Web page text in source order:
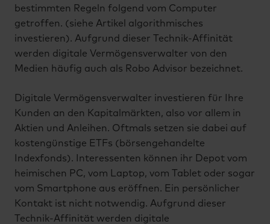
bestimmten Regeln folgend vom Computer
getroffen. (siehe Artikel algorithmisches
investieren). Aufgrund dieser Technik-Affinität
werden digitale Vermögensverwalter von den
Medien häufig auch als Robo Advisor bezeichnet.
Digitale Vermögensverwalter investieren für Ihre
Kunden an den Kapitalmärkten, also vor allem in
Aktien und Anleihen. Oftmals setzen sie dabei auf
kostengünstige ETFs (börsengehandelte
Indexfonds). Interessenten können ihr Depot vom
heimischen PC, vom Laptop, vom Tablet oder sogar
vom Smartphone aus eröffnen. Ein persönlicher
Kontakt ist nicht notwendig. Aufgrund dieser
Technik-Affinität werden digitale